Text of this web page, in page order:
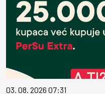
03. 08. 2026 07:31